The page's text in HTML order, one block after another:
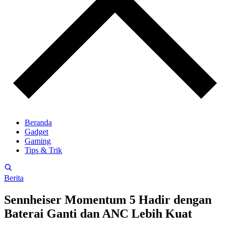
Beranda
Gadget
Gaming
Tips & Trik
Berita
Sennheiser Momentum 5 Hadir dengan
Baterai Ganti dan ANC Lebih Kuat